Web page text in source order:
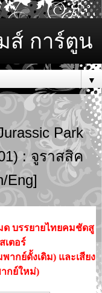
ส์ การ์ตูน
▼
Park
: จูราสสิค
Eng]
บรรยายไทยคมชัดสู
เตอร์
ากย์ดั้งเดิม) และเสียง
กย์ใหม่)